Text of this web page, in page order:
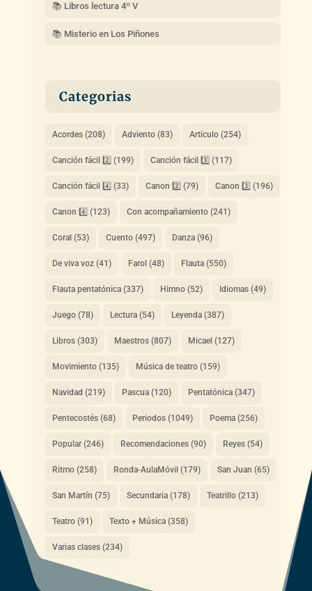
📚 Libros lectura 4º V
📚 Misterio en Los Piñones
Categorias
Acordes(208) Adviento(83) Artículo(254)
Canción fácil 2️⃣ (199) Canción fácil 3️⃣ (117)
Canción fácil 4️⃣ (33) Canon 2️⃣ (79) Canon 3️⃣ (196)
Canon 4️⃣ (123) Con acompañamiento(241)
Coral(53) Cuento(497) Danza(96)
De viva voz(41) Farol(48) Flauta(550)
Flauta pentatónica(337) Himno(52) Idiomas(49)
Juego(78) Lectura(54) Leyenda(387)
Libros(303) Maestros(807) Micael(127)
Movimiento(135) Música de teatro(159)
Navidad (219) Pascua(120) Pentatónica(347)
Pentecostés(68) Periodos(1049) Poema(256)
Popular(246) Recomendaciones(90) Reyes(54)
Ritmo(258) Ronda-AulaMóvil(179) San Juan (65)
San Martín (75) Secundaria(178) Teatrillo(213)
Teatro(91) Texto + Música(358)
Varias clases(234)